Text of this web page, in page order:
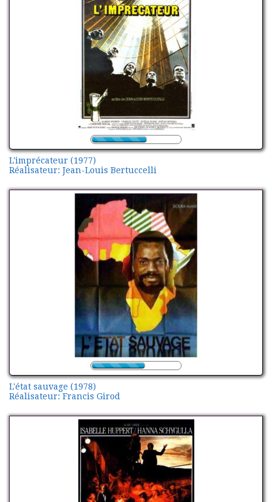
L'imprécateur (1977)
Réalisateur: Jean-Louis Bertuccelli
L'état sauvage (1978)
Réalisateur: Francis Girod